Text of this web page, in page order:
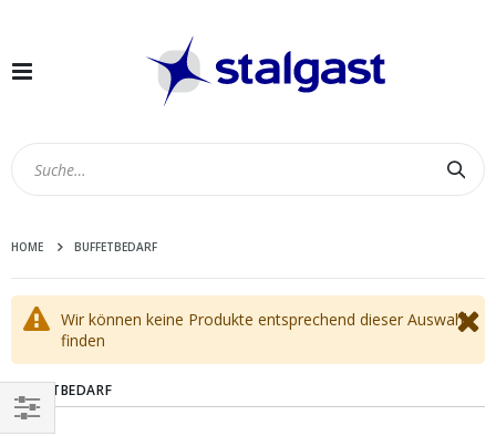
Navigation
HOME BUFFETBEDARF
Wir können keine Produkte entsprechend dieser Auswahl
finden
BUFFETBEDARF